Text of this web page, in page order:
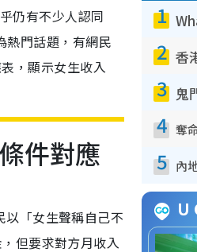
仍有不少人認同
熱門話題，有網民
，顯示女生收入
件對應
「女生聲稱自己不
但要求對方月收入
1
2
3
4
5
U